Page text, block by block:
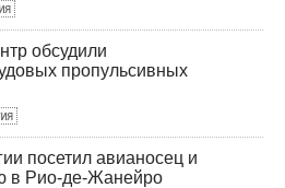
обсудили
пропульсивных
посетил авианосец и
в Рио-де-Жанейро